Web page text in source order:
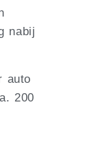
nabij
auto
200